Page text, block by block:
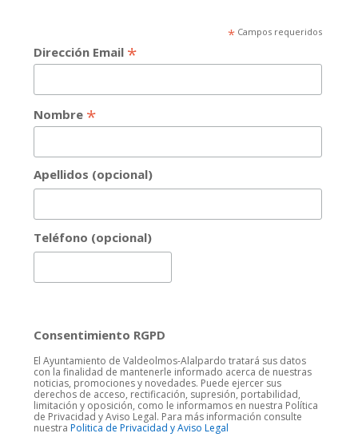
*Campos requeridos
Dirección Email *
Nombre *
Apellidos (opcional)
Teléfono (opcional)
Consentimiento RGPD
El Ayuntamiento de Valdeolmos-Alalpardo tratará sus datos
con la finalidad de mantenerle informado acerca de nuestras
noticias, promociones y novedades. Puede ejercer sus
derechos de acceso, rectificación, supresión, portabilidad,
limitación y oposición, como le informamos en nuestra Política
de Privacidad y Aviso Legal. Para más información consulte
nuestra Politica de Privacidad y Aviso Legal